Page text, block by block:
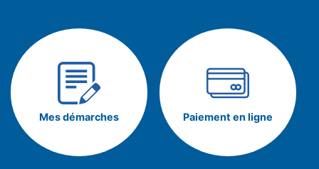
Mes démarches Paiement en ligne